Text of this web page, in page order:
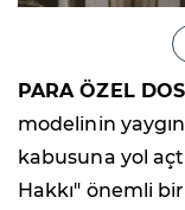
PARA ÖZEL
modelinin
kabusuna yol
Hakkı" önemli